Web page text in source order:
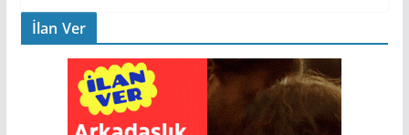
İlan Ver